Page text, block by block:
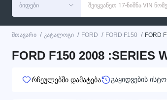
ბიდები შეიყვანეთ 17-ნიშნა VIN
მთავარი / კატალოგი / FORD / FORD F150 / FORD
FORD F150 2008 :SERIES
რჩეულებში დამატება გაყიდვების